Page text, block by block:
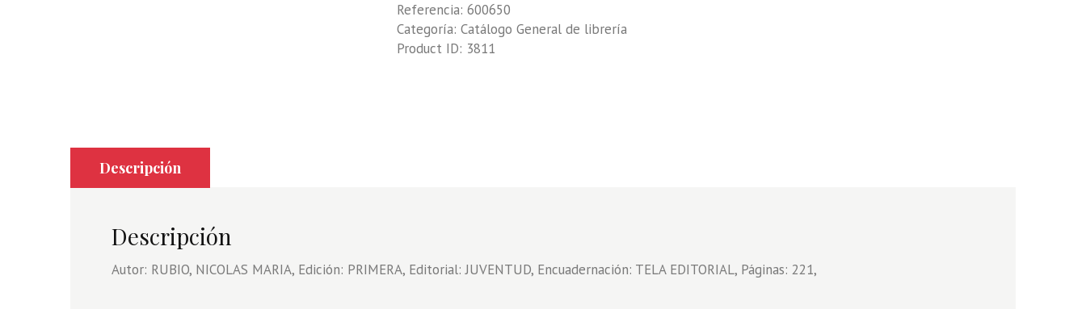
EL
AFRICA
NEGRA
Referencia: 600650
Categoría: Catálogo General de librería
Product ID: 3811
Descripción
Descripción
Autor: RUBIO, NICOLAS MARIA, Edición: PRIMERA, Editorial: JUVENTUD, Encuadernación: TELA EDITORIAL, Páginas: 221,